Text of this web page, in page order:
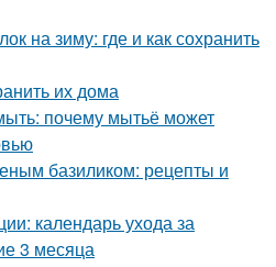
на зиму: где и как сохранить
их дома
почему мытьё может
базиликом: рецепты и
календарь ухода за
3 месяца